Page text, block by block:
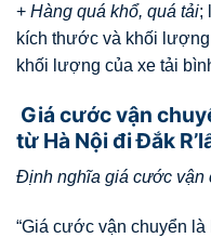
+ Hàng quá khổ, quá tải;
kích thước và khối
khối lượng của xe tải
Giá cước vận
từ Hà Nội đi Đắk
Định nghĩa giá cước vận
“Giá cước vận chuyển